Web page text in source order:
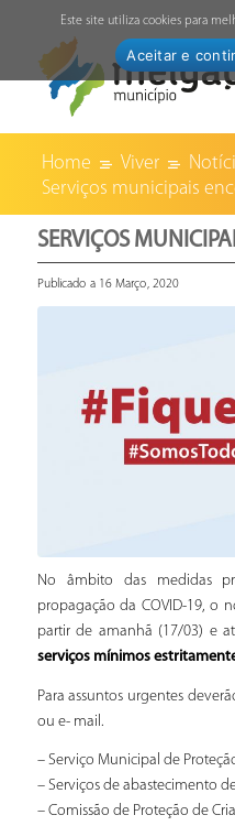
Home Viver
Serviços municipais
SERVIÇOS
Publicado a 16 Março, 2020
No âmbito das medidas
propagação da COVID-19, o
partir de amanhã (17/03) e
serviços mínimos
Para assuntos urgentes
ou e- mail.
– Serviço Municipal de
– Serviços de abastecimento
– Comissão de Proteção de
Este site utiliza cookies para
Aceitar e